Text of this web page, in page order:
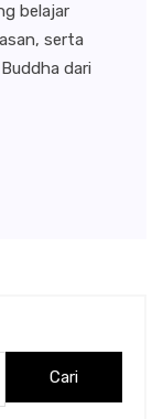
belajar
serta
dari
Cari